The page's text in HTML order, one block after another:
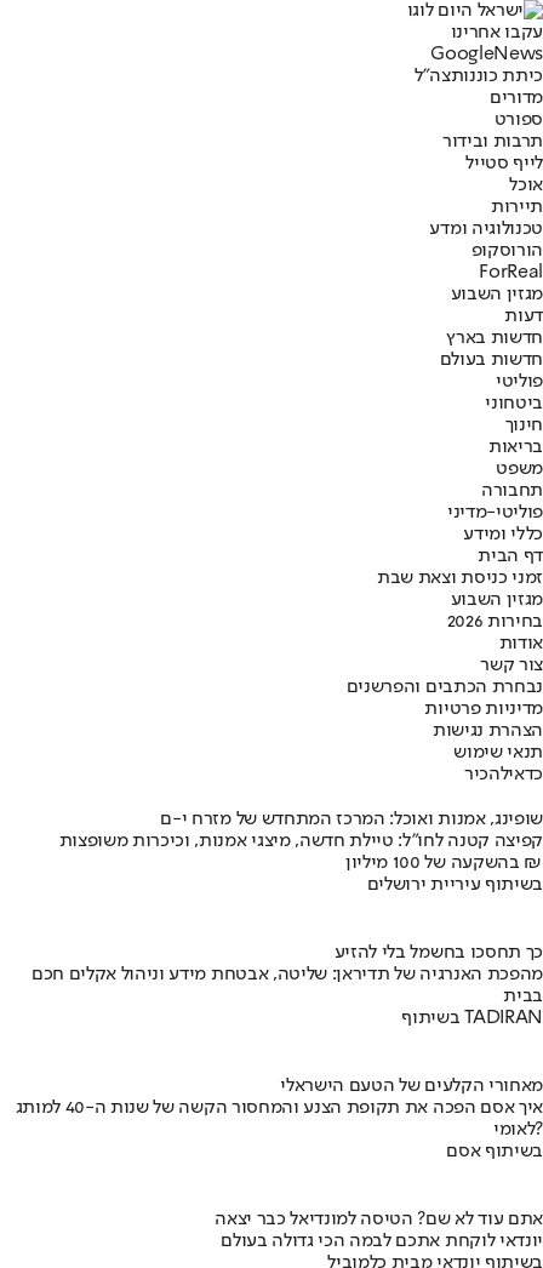
עקבו אחרינו
Googl eNews
כיתת כוננותצה"ל
מדורים
ספורט
תרבות ובידור
לייף סטייל
אוכל
תיירות
טכנולוגיה ומדע
הורוסקופ
ForReal
מגזין השבוע
דעות
חדשות בארץ
חדשות בעולם
פוליטי
ביטחוני
חינוך
בריאות
משפט
תחבורה
פוליטי-מדיני
כללי ומידע
דף הבית
זמני כניסת וצאת שבת
מגזין השבוע
בחירות 2026
אודות
צור קשר
נבחרת הכתבים והפרשנים
מדיניות פרטיות
הצהרת נגישות
תנאי שימוש
כדאילהכיר
שופינג, אמנות ואוכל: המרכז המתחדש של מזרח י-ם
קפיצה קטנה לחו"ל: טיילת חדשה, מיצגי אמנות, וכיכרות משופצות
בהשקעה של 100 מיליון ₪
בשיתוף עיריית ירושלים
כך תחסכו בחשמל בלי להזיע
מהפכת האנרגיה של תדיראן: שליטה, אבטחת מידע וניהול אקלים חכם
בבית
בשיתוף TADIRAN
מאחורי הקלעים של הטעם הישראלי
איך אסם הפכה את תקופת הצנע והמחסור הקשה של שנות ה-40 למותג
לאומי?
בשיתוף אסם
אתם עוד לא שם? הטיסה למונדיאל כבר יצאה
יונדאי לוקחת אתכם לבמה הכי גדולה בעולם
בשיתוף יונדאי מבית כלמוביל